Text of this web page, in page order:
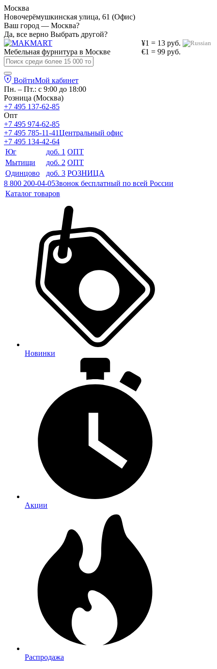
Москва
Новочерёмушкинская улица, 61 (Офис)
Ваш город — Москва?
Да, все верно Выбрать другой?
¥1 = 13 руб.
€1 = 99 руб.
Мебельная фурнитура в Москве
ВойтиМой кабинет
Пн. – Пт.: с 9:00 до 18:00
Розница (Москва)
+7 495 137-62-85
Опт
+7 495 974-62-85
+7 495 785-11-41Центральный офис
+7 495 134-42-64
Юг
доб. 1 ОПТ
Мытищи
доб. 2 ОПТ
Одинцово
доб. 3 РОЗНИЦА
8 800 200-04-05Звонок бесплатный по всей России
Каталог товаров
Новинки
Акции
Распродажа